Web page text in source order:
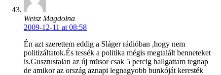
Weisz Magdolna
2009-12-11 at 08:58
Én azt szerettem eddig a Sláger rádióban ,hogy nem
politizáltatok.És tessék a politika mégis megtalált benneteket
is.Gusztustalan az új müsor csak 5 percig hallgattam tegnap
de amikor az ország aznapi legnagyobb bunkóját keresték